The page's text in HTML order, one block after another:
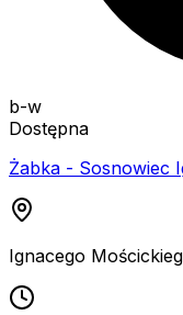
b-w
Dostępna
Żabka - Sosnowiec
Ignacego